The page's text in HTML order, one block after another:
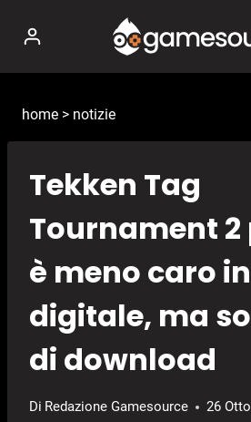
contenuto
home > notizie
Tekken Tag
Tournament 2
è meno caro in
digitale, ma
di download
Di Redazione Gamesource 26